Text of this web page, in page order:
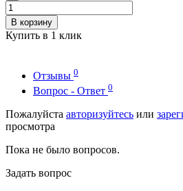
В корзину
Купить в 1 клик
Отзывы 0
Вопрос - Ответ 0
Пожалуйста авторизуйтесь или
просмотра
Пока не было вопросов.
Задать вопрос